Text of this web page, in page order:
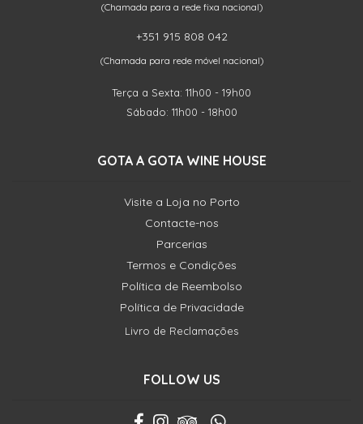
(Chamada para a rede fixa nacional)
+351 915 808 042
(Chamada para rede móvel nacional)
Terça a Sexta: 11h00 - 19h00
Sábado: 11h00 - 18h00
GOTA A GOTA WINE HOUSE
Visite a Loja no Porto
Contacte-nos
Parcerias
Termos e Condições
Política de Reembolso
Política de Privacidade
Livro de Reclamações
FOLLOW US